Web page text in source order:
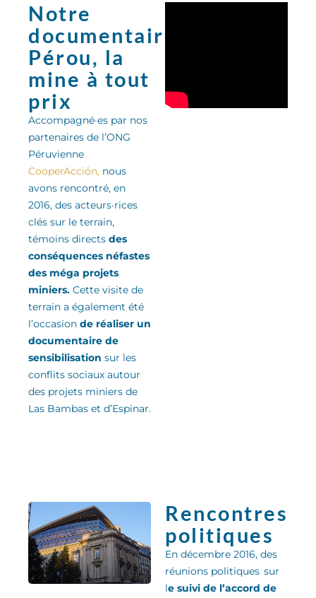
Notre
documentaire:
Pérou, la
mine à tout
prix
Accompagné·es par nos
partenaires de l’ONG
Péruvienne
CooperAcción, nous
avons rencontré, en
2016, des acteurs·rices
clés sur le terrain,
témoins directs des
conséquences néfastes
des méga projets
miniers. Cette visite de
terrain a également été
l’occasion de réaliser un
documentaire de
sensibilisation sur les
conflits sociaux autour
des projets miniers de
Las Bambas et d’Espinar.
Rencontres
politiques
En décembre 2016, des
réunions politiques sur
le suivi de l’accord de